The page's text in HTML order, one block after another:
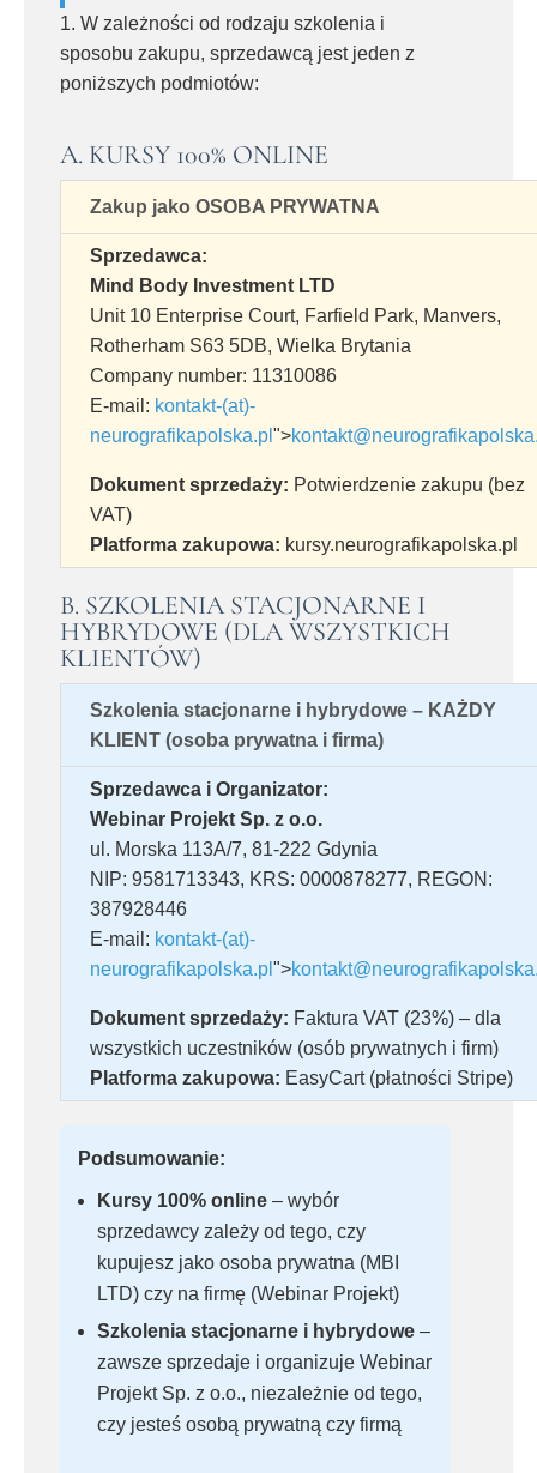
1. W zależności od rodzaju szkolenia i
sposobu zakupu, sprzedawcą jest jeden z
poniższych podmiotów:
A. KURSY 100% ONLINE
Zakup jako OSOBA PRYWATNA
Sprzedawca:
Mind Body Investment LTD
Unit 10 Enterprise Court, Farfield Park, Manvers,
Rotherham S63 5DB, Wielka Brytania
Company number: 11310086
E-mail: kontakt-(at)-
neurografikapolska.pl ">
Dokument sprzedaży: Potwierdzenie zakupu (bez
VAT)
Platforma zakupowa: kursy.neurografikapolska.pl
B. SZKOLENIA STACJONARNE I
HYBRYDOWE (DLA WSZYSTKICH
KLIENTÓW)
Szkolenia stacjonarne i hybrydowe – KAŻDY
KLIENT (osoba prywatna i firma)
Sprzedawca i Organizator:
Webinar Projekt Sp. z o.o.
ul. Morska 113A/7, 81-222 Gdynia
NIP: 9581713343, KRS: 0000878277, REGON:
387928446
E-mail: kontakt-(at)-
neurografikapolska.pl ">
Dokument sprzedaży: Faktura VAT (23%) – dla
wszystkich uczestników (osób prywatnych i firm)
Platforma zakupowa: EasyCart (płatności Stripe)
Podsumowanie:
Kursy 100% online – wybór
sprzedawcy zależy od tego, czy
kupujesz jako osoba prywatna (MBI
LTD) czy na firmę (Webinar Projekt)
Szkolenia stacjonarne i hybrydowe –
zawsze sprzedaje i organizuje Webinar
Projekt Sp. z o.o., niezależnie od tego,
czy jesteś osobą prywatną czy firmą